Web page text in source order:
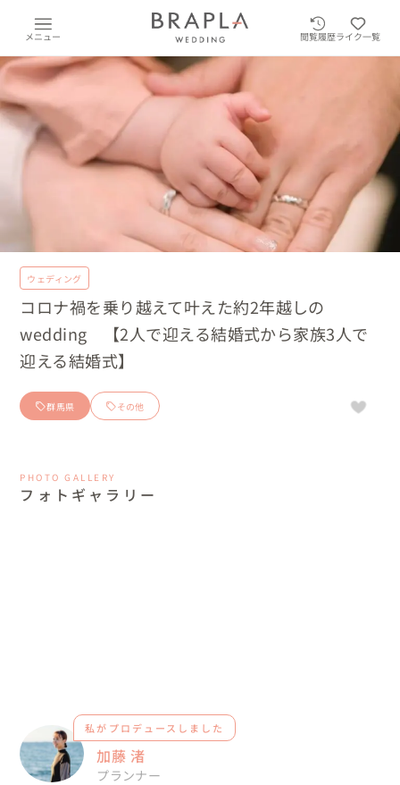
メニュー 閲覧履歴ライク一覧
ウェディング
コロナ禍を乗り越えて叶えた約2年越しの
wedding 【2人で迎える結婚式から家族3人で
迎える結婚式】
群馬県 その他
PHOTO GALLERY
フォトギャラリー
私がプロデュースしました
加藤 渚
プランナー